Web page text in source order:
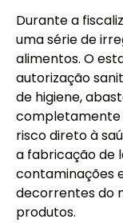
Durante a
uma série de
alimentos. O
autorização
de higiene,
completamente
risco direto à
a fabricação de
contaminações
decorrentes do
produtos.